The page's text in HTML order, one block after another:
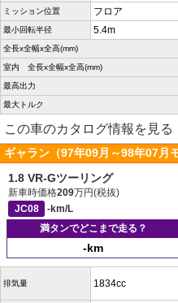
ミッション位置 フロア
最小回転半径 5.4m
全長x全幅x全高(mm)
室内 全長x全幅x全高(mm)
最高出力
最大トルク
この車のカタログ情報を見る
ギャラン（97年09月～98年07月
1.8 VR-Gツーリング
新車時価格209万円(税抜)
JC08
-km/L
満タンでどこまで走る？
-km
排気量 1834cc